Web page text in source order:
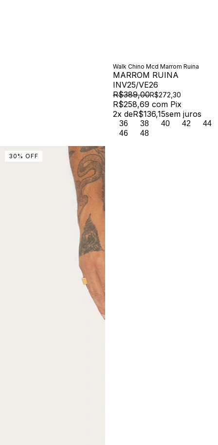
Walk Chino Mcd Marrom Ruina
MARROM RUINA
INV25/VE26
R$389,00R$272,30
R$258,69 com Pix
2x deR$136,15sem juros
36 38 40 42
44
46
48
30 % OFF